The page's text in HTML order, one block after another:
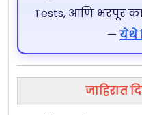
Tests, आणि भरपूर
— येथे
जाहिरात